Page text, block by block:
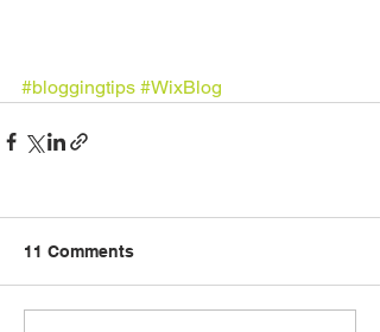
#bloggingtips #WixBlog
11 Comments